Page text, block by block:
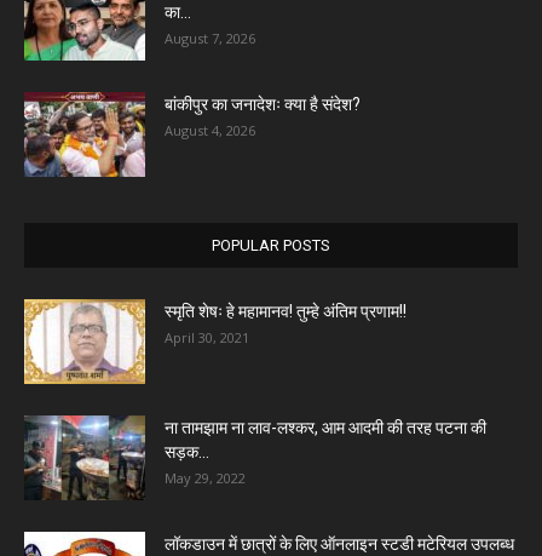
का...
August 7, 2026
बांकीपुर का जनादेशः क्या है संदेश?
August 4, 2026
POPULAR POSTS
स्मृति शेषः हे महामानव! तुम्हे अंतिम प्रणाम!!
April 30, 2021
ना तामझाम ना लाव-लश्कर, आम आदमी की तरह पटना की
सड़क...
May 29, 2022
लॉकडाउन में छात्रों के लिए ऑनलाइन स्टडी मटेरियल उपलब्ध